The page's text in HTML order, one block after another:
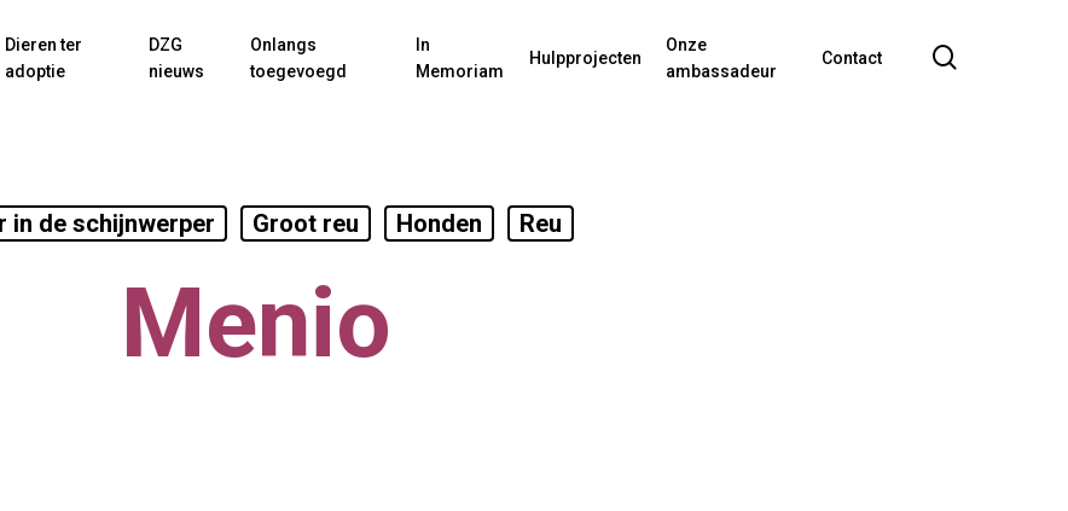
Dieren ter
adoptie
DZG
nieuws
Onlangs
toegevoegd
In
Memoriam
Hulpprojecten
Onze
ambassadeur
Contact
in de schijnwerper Groot reu Honden Reu
Menio